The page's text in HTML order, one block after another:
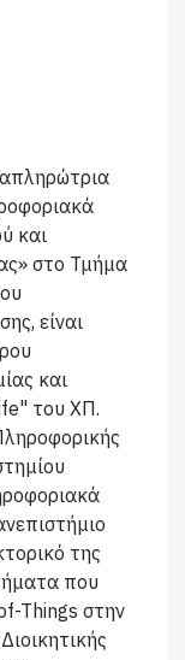
και
στο Τμήμα
είναι
και
του ΧΠ.
της
που
Things στην